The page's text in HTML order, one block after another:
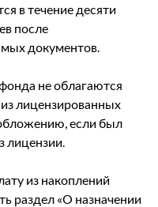
в течение десяти
после
документов.
не облагаются
лицензированных
если был
лицензии.
из накоплений
раздел «О назначении